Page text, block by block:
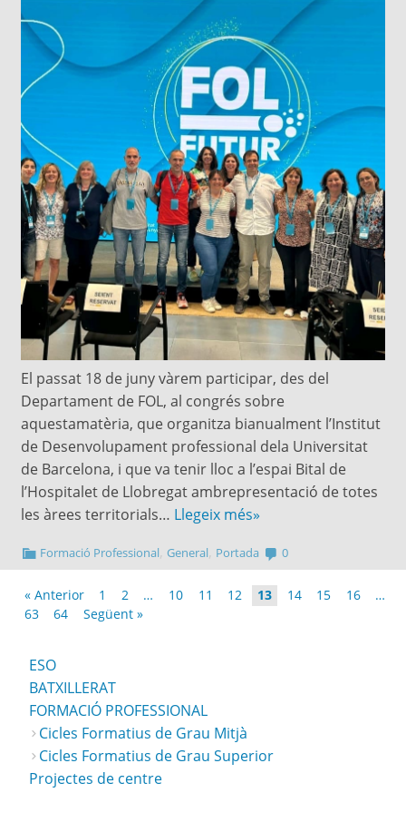
El passat 18 de juny vàrem participar, des del
Departament de FOL, al congrés sobre
aquestamatèria, que organitza bianualment l’Institut
de Desenvolupament professional dela Universitat
de Barcelona, i que va tenir lloc a l’espai Bital de
l’Hospitalet de Llobregat ambrepresentació de totes
les àrees territorials… Llegeix més»
Formació Professional ,General Portada 0
« Anterior 1 2 … 10 11 12 13 14 15 16
…
63
64 Següent »
ESO
BATXILLERAT
FORMACIÓ PROFESSIONAL
Cicles Formatius de Grau Mitjà
Cicles Formatius de Grau Superior
Projectes de centre